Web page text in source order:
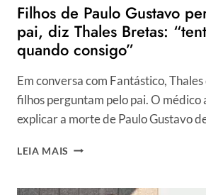
Filhos de Paulo Gustavo
pai, diz Thales Bretas:
quando consigo”
Em conversa com Fantástico,
filhos perguntam pelo pai. O
explicar a morte de Paulo Gustavo
LEIA MAIS FILHOS
GUSTAVO